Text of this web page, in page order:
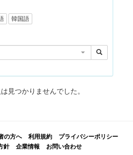
韓国語
見つかりませんでした。
の方へ 利用規約
プライバシーポリシー
針
企業情報 お問い合わせ